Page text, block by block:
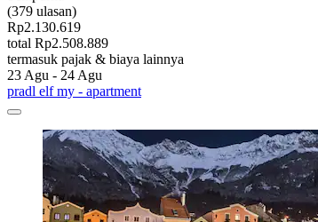
(379 ulasan)
Rp2.130.619
total Rp2.508.889
termasuk pajak & biaya lainnya
23 Agu - 24 Agu
pradl elf my - apartment